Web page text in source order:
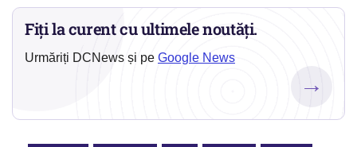
Fiți la curent cu ultimele noutăți.
Urmăriți DCNews și pe Google News
→